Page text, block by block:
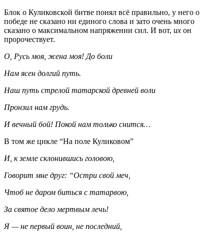
Блок о Куликовской битве понял всё правильно, у него о
победе не сказано ни единого слова и зато очень много
сказано о максимальном напряжении сил. И вот, их он
пророчествует.
О, Русь моя, жена моя! До боли
Нам ясен долгий путь.
Наш путь стрелой татарской древней воли
Пронзил нам грудь.
И вечный бой! Покой нам только снится…
В том же цикле “На поле Куликовом”
И, к земле склонившись головою,
Говорит мне друг: “Остри свой меч,
Чтоб не даром биться с татарвою,
За святое дело мертвым лечь!
Я — не первый воин, не последний,